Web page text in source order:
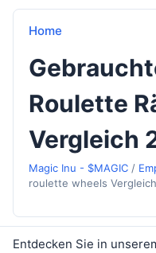
Home
Roulette
Vergleich
Magic Inu - $MAGIC /
roulette wheels Vergleich
Entdecken Sie in